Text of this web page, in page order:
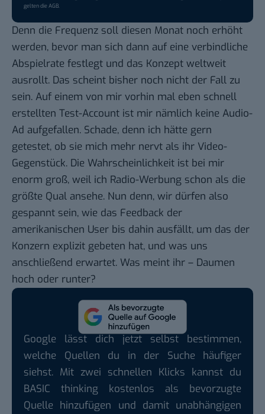
gelten dieAGB.
Denn die Frequenz soll diesen Monat noch erhöht
werden, bevor man sich dann auf eine verbindliche
Abspielrate festlegt und das Konzept weltweit
ausrollt. Das scheint bisher noch nicht der Fall zu
sein. Auf einem von mir vorhin mal eben schnell
erstellten Test-Account ist mir nämlich keine Audio-
Ad aufgefallen. Schade, denn ich hätte gern
getestet, ob sie mich mehr nervt als ihr Video-
Gegenstück. Die Wahrscheinlichkeit ist bei mir
enorm groß, weil ich Radio-Werbung schon als die
größte Qual ansehe. Nun denn, wir dürfen also
gespannt sein, wie das Feedback der
amerikanischen User bis dahin ausfällt, um das der
Konzern explizit gebeten hat, und was uns
anschließend erwartet. Was meint ihr – Daumen
hoch oder runter?
Google lässt dich jetzt selbst bestimmen,
welche Quellen du in der Suche häufiger
siehst. Mit zwei schnellen Klicks kannst du
BASIC thinking kostenlos als bevorzugte
Quelle hinzufügen und damit unabhängigen